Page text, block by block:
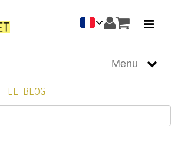
Menu
Apéro débat
Informations
LE BLOG